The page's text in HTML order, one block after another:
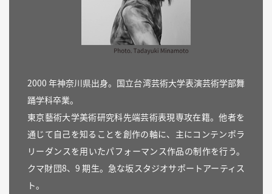
2000 年神奈川県出身。国立台湾芸術大学表演芸術学部舞
踊学科卒業。
東京藝術大学美術研究科先端芸術表現専攻在籍。他者を
通じて自己を知ることを創作の軸に、主にコンテンポラ
リーダンスを用いたパフォーマンス作品の制作を行う。
クマ財団8、9 期生。急な坂スタジオサポートアーティス
ト。